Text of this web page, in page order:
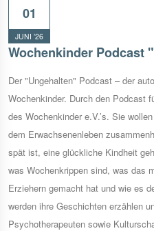
01
JUNI ’26
Wochenkinder Podcast
Der "Ungehalten" Podcast – der
Wochenkinder. Durch den Podcast
des Wochenkinder e.V.’s. Sie
dem Erwachsenenleben
spät ist, eine glückliche Kindheit
was Wochenkrippen sind, was das
Erziehern gemacht hat und wie es
werden ihre Geschichten erzählen
Psychotherapeuten sowie